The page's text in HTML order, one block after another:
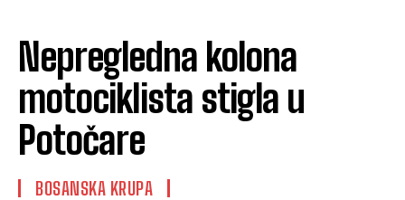
Nepregledna kolona
motociklista stigla u
Potočare
BOSANSKA KRUPA